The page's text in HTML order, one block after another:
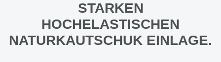
STARKEN
HOCHELASTISCHEN
NATURKAUTSCHUK EINLAGE.